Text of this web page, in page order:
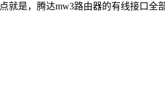
就是，腾达mw3路由器的有线接口全